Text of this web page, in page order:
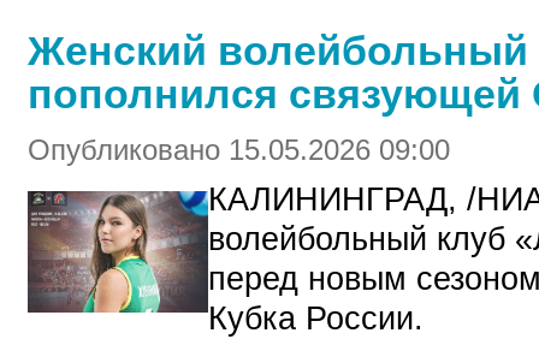
Женский волейбольный
пополнился связующей
Опубликовано 15.05.2026 09:00
КАЛИНИНГРАД, /
волейбольный клуб
перед новым
Кубка России.